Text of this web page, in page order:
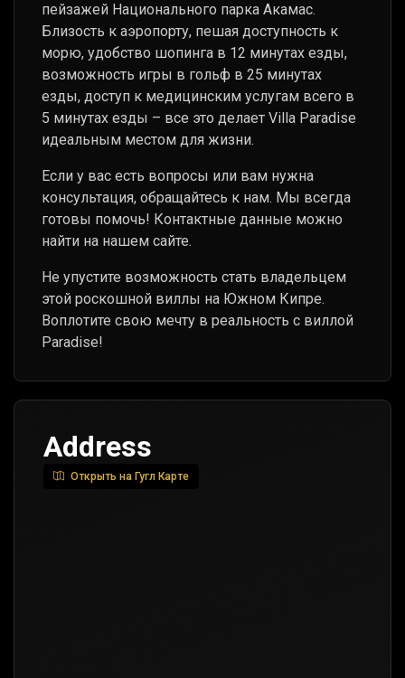
пейзажей Национального парка Акамас.
Близость к аэропорту, пешая доступность к
морю, удобство шопинга в 12 минутах езды,
возможность игры в гольф в 25 минутах
езды, доступ к медицинским услугам всего в
5 минутах езды – все это делает Villa Paradise
идеальным местом для жизни.
Если у вас есть вопросы или вам нужна
консультация, обращайтесь к нам. Мы всегда
готовы помочь! Контактные данные можно
найти на нашем сайте.
Не упустите возможность стать владельцем
этой роскошной виллы на Южном Кипре.
Воплотите свою мечту в реальность с виллой
Paradise!
Address
Открыть на Гугл Карте